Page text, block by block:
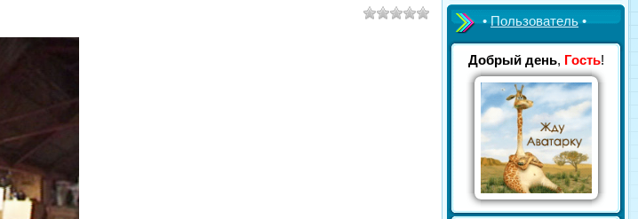
•Пользователь•
Добрый день, Гость!